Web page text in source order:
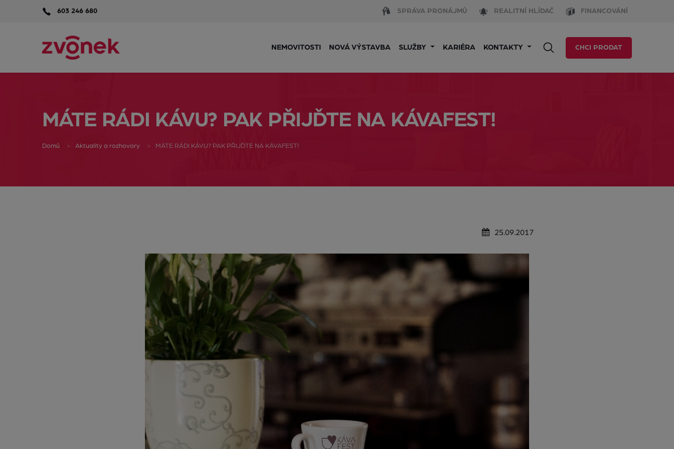
603 246 680 SPRÁVA PRONÁJMŮ REALITNÍ HLÍDAČ FINANCOVÁNÍ
NEMOVITOSTI NOVÁ VÝSTAVBA SLUŽBY KARIÉRA KONTAKTY CHCI PRODAT
MÁTE RÁDI KÁVU? PAK PŘIJĎTE NA KÁVAFEST!
Domů Aktuality a rozhovory MÁTE RÁDI KÁVU? PAK PŘIJĎTE NA KÁVAFEST!
25.09.2017